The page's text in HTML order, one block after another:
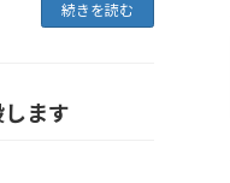
続きを読む
ます